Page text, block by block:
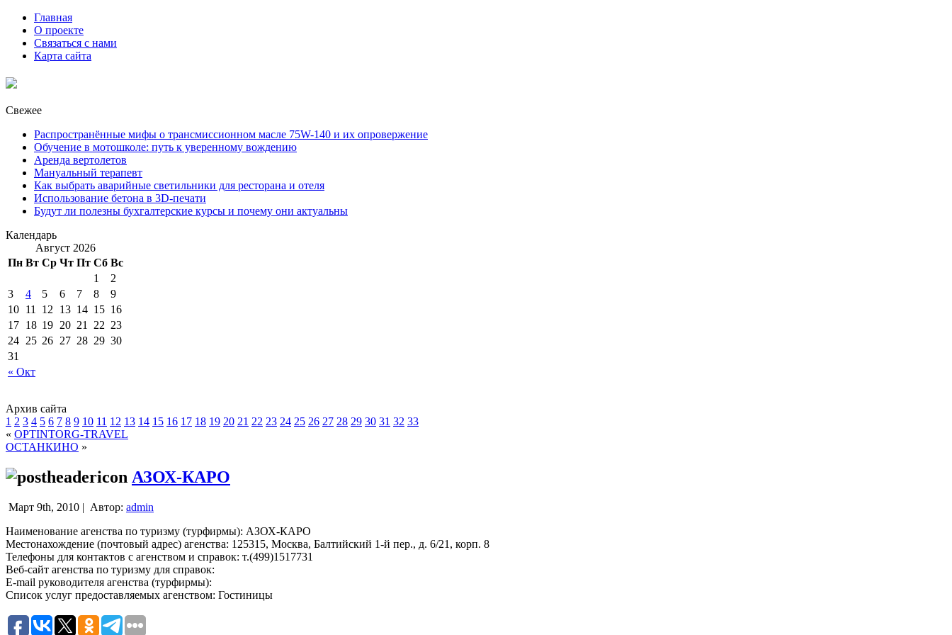
Главная
О проекте
Связаться с нами
Карта сайта
Свежее
Распространённые мифы о трансмиссионном масле 75W-140 и их опровержение
Обучение в мотошколе: путь к уверенному вождению
Аренда вертолетов
Мануальный терапевт
Как выбрать аварийные светильники для ресторана и отеля
Использование бетона в 3D-печати
Будут ли полезны бухгалтерские курсы и почему они актуальны
Календарь
Август 2026
Пн Вт Ср Чт Пт Сб Вс
« Окт
1
2
3
4 5 6 7 8
9
10 11 12 13 14 15 16
17 18 19 20 21 22 23
24 25 26 27 28 29 30
31
Архив сайта
1 2 3 4 5 6 7 8 9 10 11 12 13 14 15 16 17 18 19 20 21 22 23 24 25 26 27 28 29 30 31 32 33
« OPTINTORG-TRAVEL
ОСТАНКИНО »
АЗОХ-КАРО
Март 9th, 2010 | Автор: admin
Наименование агенства по туризму (турфирмы): АЗОХ-КАРО
Местонахождение (почтовый адрес) агенства: 125315, Москва, Балтийский 1-й пер., д. 6/21, корп. 8
Телефоны для контактов с агенством и справок: т.(499)1517731
Веб-сайт агенства по туризму для справок:
E-mail руководителя агенства (турфирмы):
Список услуг предоставляемых агенством: Гостиницы